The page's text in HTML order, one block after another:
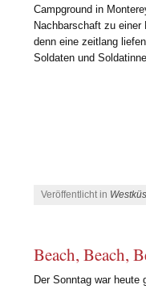
Campground in
Nachbarschaft zu einer
denn eine zeitlang
Soldaten und
Veröffentlicht in
Beach, Beach,
Der Sonntag war